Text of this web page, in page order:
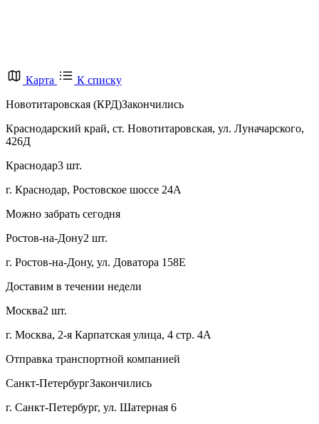
Карта
К списку
Новотитаровская (КРД)Закончились
Краснодарский край, ст. Новотитаровская, ул. Луначарского,
426Д
Краснодар3 шт.
г. Краснодар, Ростовское шоссе 24А
Можно забрать сегодня
Ростов-на-Дону2 шт.
г. Ростов-на-Дону, ул. Доватора 158Е
Доставим в течении недели
Москва2 шт.
г. Москва, 2-я Карпатская улица, 4 стр. 4А
Отправка транспортной компанией
Санкт-ПетербургЗакончились
г. Санкт-Петербург, ул. Шатерная 6